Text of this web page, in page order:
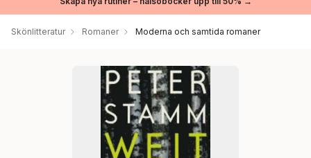
Skönlitteratur Romaner Moderna och samtida romaner